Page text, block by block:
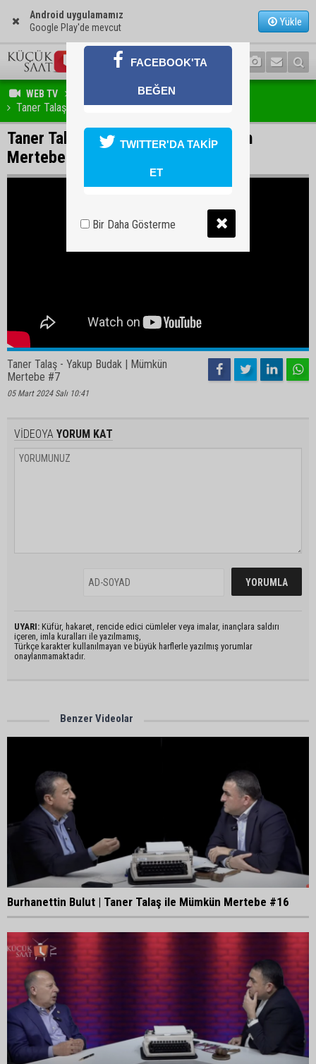
Android uygulamamız
Google Play'de mevcut
Yükle
WEB TV
Taner Talaş - Yakup Budak | Mümkün Mertebe #7
Taner Talaş - Yakup Budak | Mümkün
Mertebe #7
Taner Talaş - Yakup Budak | Mümkün
Mertebe #7
05 Mart 2024 Salı 10:41
VİDEOYA YORUM KAT
UYARI: Küfür, hakaret, rencide edici cümleler veya imalar, inançlara saldırı
içeren, imla kuralları ile yazılmamış,
Türkçe karakter kullanılmayan ve büyük harflerle yazılmış yorumlar
onaylanmamaktadır.
Benzer Videolar
Burhanettin Bulut | Taner Talaş ile Mümkün Mertebe #16
FACEBOOK'TA
BEĞEN
TWITTER'DA TAKİP
ET
Bir Daha Gösterme